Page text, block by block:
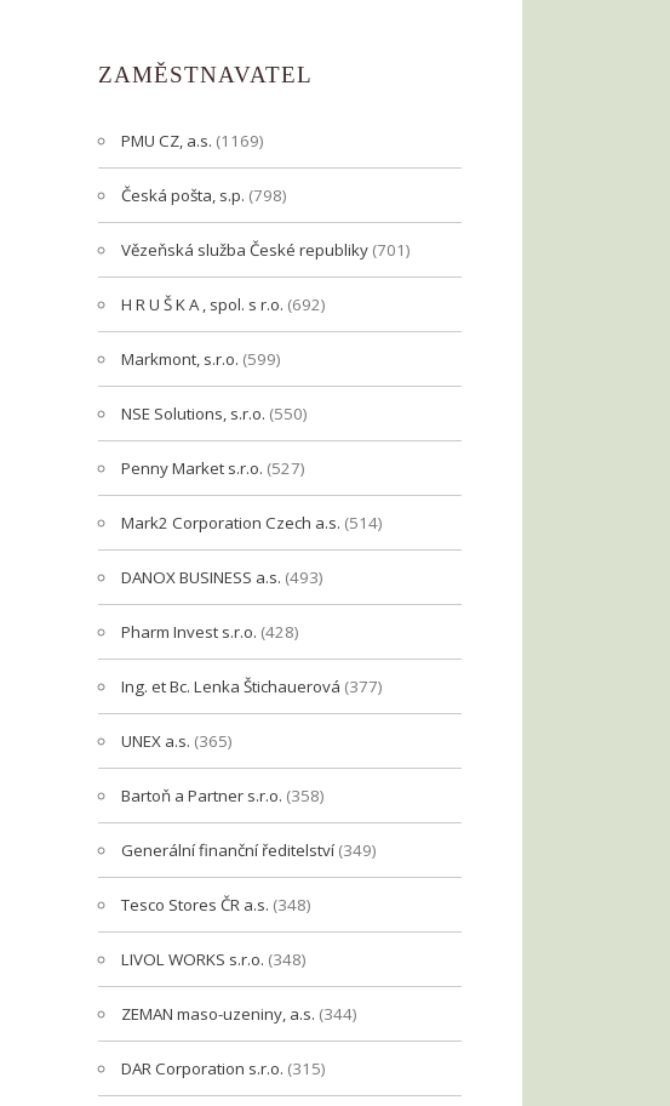
ZAMĚSTNAVATEL
PMU CZ, a.s. (1169)
Česká pošta, s.p. (798)
Vězeňská služba České republiky (701)
H R U Š K A , spol. s r.o. (692)
Markmont, s.r.o. (599)
NSE Solutions, s.r.o. (550)
Penny Market s.r.o. (527)
Mark2 Corporation Czech a.s. (514)
DANOX BUSINESS a.s. (493)
Pharm Invest s.r.o. (428)
Ing. et Bc. Lenka Štichauerová (377)
UNEX a.s. (365)
Bartoň a Partner s.r.o. (358)
Generální finanční ředitelství (349)
Tesco Stores ČR a.s. (348)
LIVOL WORKS s.r.o. (348)
ZEMAN maso-uzeniny, a.s. (344)
DAR Corporation s.r.o. (315)